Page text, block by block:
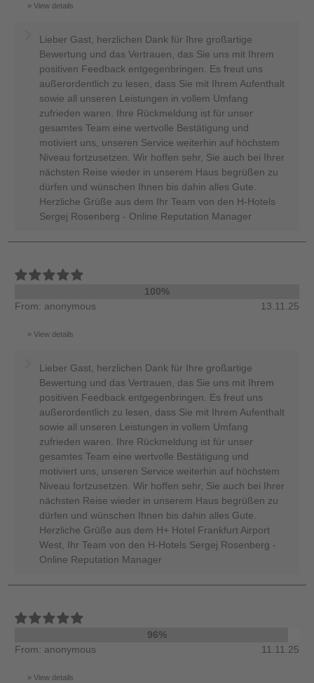
View details
Lieber Gast, herzlichen Dank für Ihre großartige
Bewertung und das Vertrauen, das Sie uns mit Ihrem
positiven Feedback entgegenbringen. Es freut uns
außerordentlich zu lesen, dass Sie mit Ihrem Aufenthalt
sowie all unseren Leistungen in vollem Umfang
zufrieden waren. Ihre Rückmeldung ist für unser
gesamtes Team eine wertvolle Bestätigung und
motiviert uns, unseren Service weiterhin auf höchstem
Niveau fortzusetzen. Wir hoffen sehr, Sie auch bei Ihrer
nächsten Reise wieder in unserem Haus begrüßen zu
dürfen und wünschen Ihnen bis dahin alles Gute.
Herzliche Grüße aus dem Ihr Team von den H-Hotels
Sergej Rosenberg - Online Reputation Manager
100%
From: anonymous
13.11.25
View details
Lieber Gast, herzlichen Dank für Ihre großartige
Bewertung und das Vertrauen, das Sie uns mit Ihrem
positiven Feedback entgegenbringen. Es freut uns
außerordentlich zu lesen, dass Sie mit Ihrem Aufenthalt
sowie all unseren Leistungen in vollem Umfang
zufrieden waren. Ihre Rückmeldung ist für unser
gesamtes Team eine wertvolle Bestätigung und
motiviert uns, unseren Service weiterhin auf höchstem
Niveau fortzusetzen. Wir hoffen sehr, Sie auch bei Ihrer
nächsten Reise wieder in unserem Haus begrüßen zu
dürfen und wünschen Ihnen bis dahin alles Gute.
Herzliche Grüße aus dem H+ Hotel Frankfurt Airport
West, Ihr Team von den H-Hotels Sergej Rosenberg -
Online Reputation Manager
96%
From: anonymous
11.11.25
View details